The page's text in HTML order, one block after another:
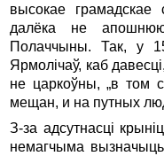
высокае грамадскае
далёка не
Полаччыны. Так, у
Ярмолічаў, каб
не царкоўны, „в том
мещан, и на путных
З-за адсутнасці
немагчыма вызначыць